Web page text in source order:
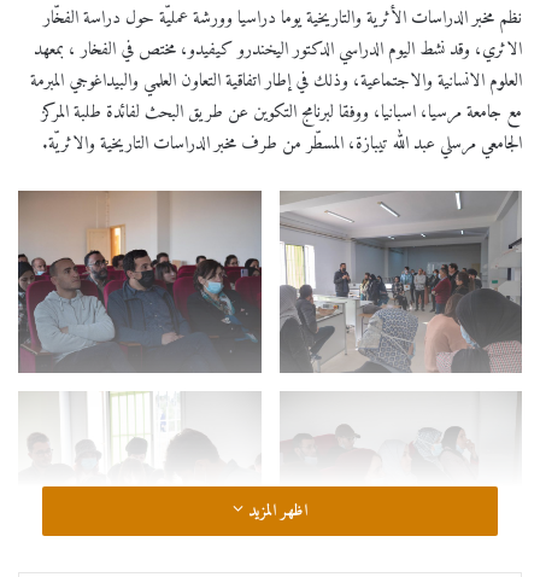
نظم مخبر الدراسات الأثرية والتاريخية يوما دراسيا وورشة عمليّة حول دراسة الفخّار
الاثري، وقد نشط اليوم الدراسي الدكتور اليخندرو كيفيدو، مختص في الفخار ، بمعهد
العلوم الانسانية والاجتماعية، وذلك في إطار اتفاقية التعاون العلمي والبيداغوجي المبرمة
مع جامعة مرسيا، اسبانيا، ووفقا لبرنامج التكوين عن طريق البحث لفائدة طلبة المركز
الجامعي مرسلي عبد الله تيبازة، المسطّر من طرف مخبر الدراسات التاريخية والاثريّة.
اظهر المزيد